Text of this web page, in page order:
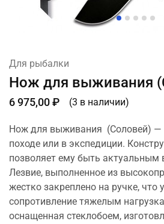
Для рыбалки
Нож для выживания
6 975,00₽ (3 в наличии)
Нож для выживания (Соловей) —
походе или в экспедиции.
позволяет ему быть актуальным
Лезвие, выполненное из
жестко закреплено на ручке, что
сопротивление тяжелым
оснащенная стеклобоем,